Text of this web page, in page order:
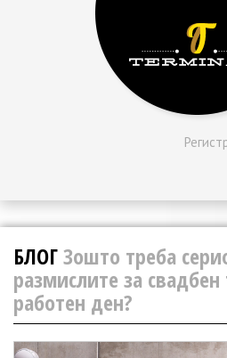
БЛОГЗошто треба
размислите за
работен ден?